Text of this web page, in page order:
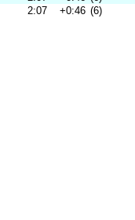
2:07 +0:46 (6)